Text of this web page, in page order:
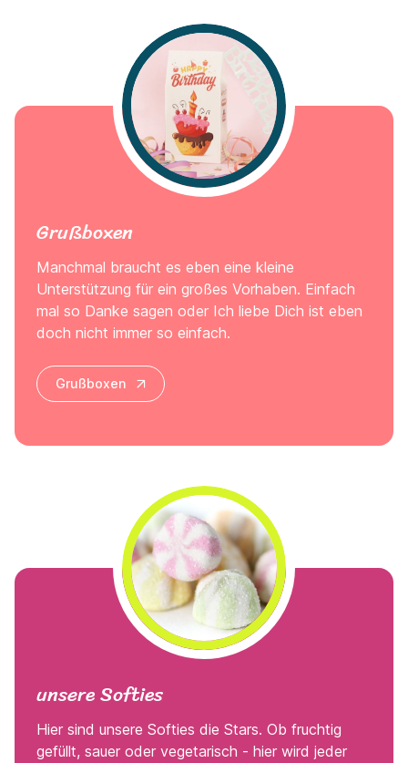
Grußboxen
Manchmal braucht es eben eine kleine
Unterstützung für ein großes Vorhaben. Einfach
mal so Danke sagen oder Ich liebe Dich ist eben
doch nicht immer so einfach.
Grußboxen
unsere Softies
Hier sind unsere Softies die Stars. Ob fruchtig
gefüllt, sauer oder vegetarisch - hier wird jeder